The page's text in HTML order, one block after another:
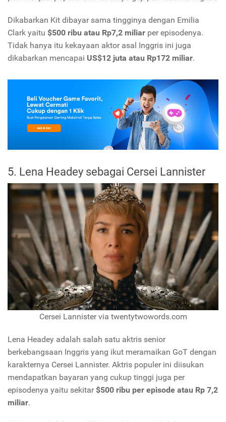
Dikabarkan Kit dibayar sama tingginya dengan Emilia
Clark yaitu $500 ribu atau Rp7,2 miliar per episodenya.
Tidak hanya itu kekayaan aktor asal Inggris ini juga
dikabarkan mencapai US$12 juta atau Rp172 miliar.
5. Lena Headey sebagai Cersei Lannister
Cersei Lannister via twentytwowords.com
Lena Headey adalah salah satu aktris senior
berkebangsaan Inggris yang ikut meramaikan GoT dengan
karakternya Cersei Lannister. Aktris populer ini diisukan
mendapatkan bayaran yang cukup tinggi juga per
episodenya yaitu sekitar $500 ribu per episode atau Rp 7,2
miliar.